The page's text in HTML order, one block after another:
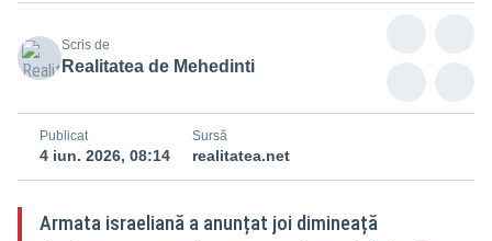
Scris de
Realitatea de Mehedinti
Publicat
4 iun. 2026, 08:14
Sursă
realitatea.net
Armata israeliană a anunțat joi dimineață